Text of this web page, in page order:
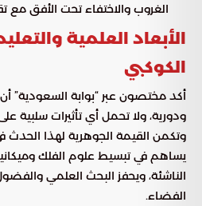
الغروب والاختفاء تحت الأفق
الأبعاد العلمية
الكوكبي
أكد مختصون عبر “بوابة السعودية”
ودورية، ولا تحمل أي تأثيرات سلبية
وتكمن القيمة الجوهرية لهذا الحدث
يساهم في تبسيط علوم الفلك
الناشئة، ويحفز البحث العلمي
الفضاء.